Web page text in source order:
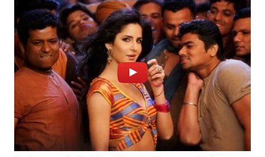
WAHANA
LISTRIK
WAHANA
TRAVEL
WAHANA
TV
WAHANANEWS